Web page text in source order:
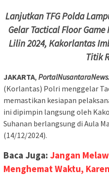
Lanjutkan TFG Polda
Gelar Tactical Floor
Lilin 2024, Kakorlantas
Titik
JAKARTA,
(Korlantas) Polri menggelar
memastikan kesiapan
ini dipimpin langsung oleh
Suhanan berlangsung di Aula
(14/12/2024).
Baca Juga: Jangan
Menghemat Waktu,